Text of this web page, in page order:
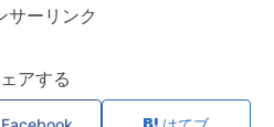
サーリンク
アする